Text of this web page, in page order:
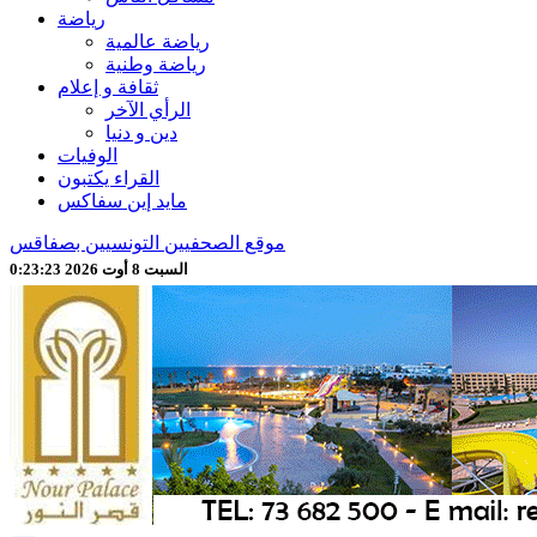
رياضة
رياضة عالمية
رياضة وطنية
ثقافة و إعلام
الرأي الآخر
دين و دنيا
الوفيات
القراء يكتبون
مايد إين سفاكس
موقع الصحفيين التونسيين بصفاقس
السبت 8 أوت 2026 0:23:26